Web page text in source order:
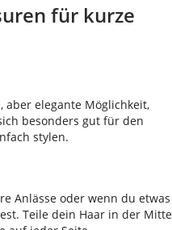
für kurze
aber elegante Möglichkeit,
besonders gut für den
stylen.
Anlässe oder wenn du etwas
Teile dein Haar in der Mitte